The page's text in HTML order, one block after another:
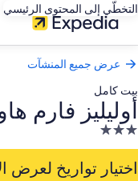
التخطّي إلى المحتوى الرئيسي
عرض جميع المنشآت
بيت كامل
أوليليز فارم
منشأة
فندقية
مصنفة
اختيار تواريخ لعرض